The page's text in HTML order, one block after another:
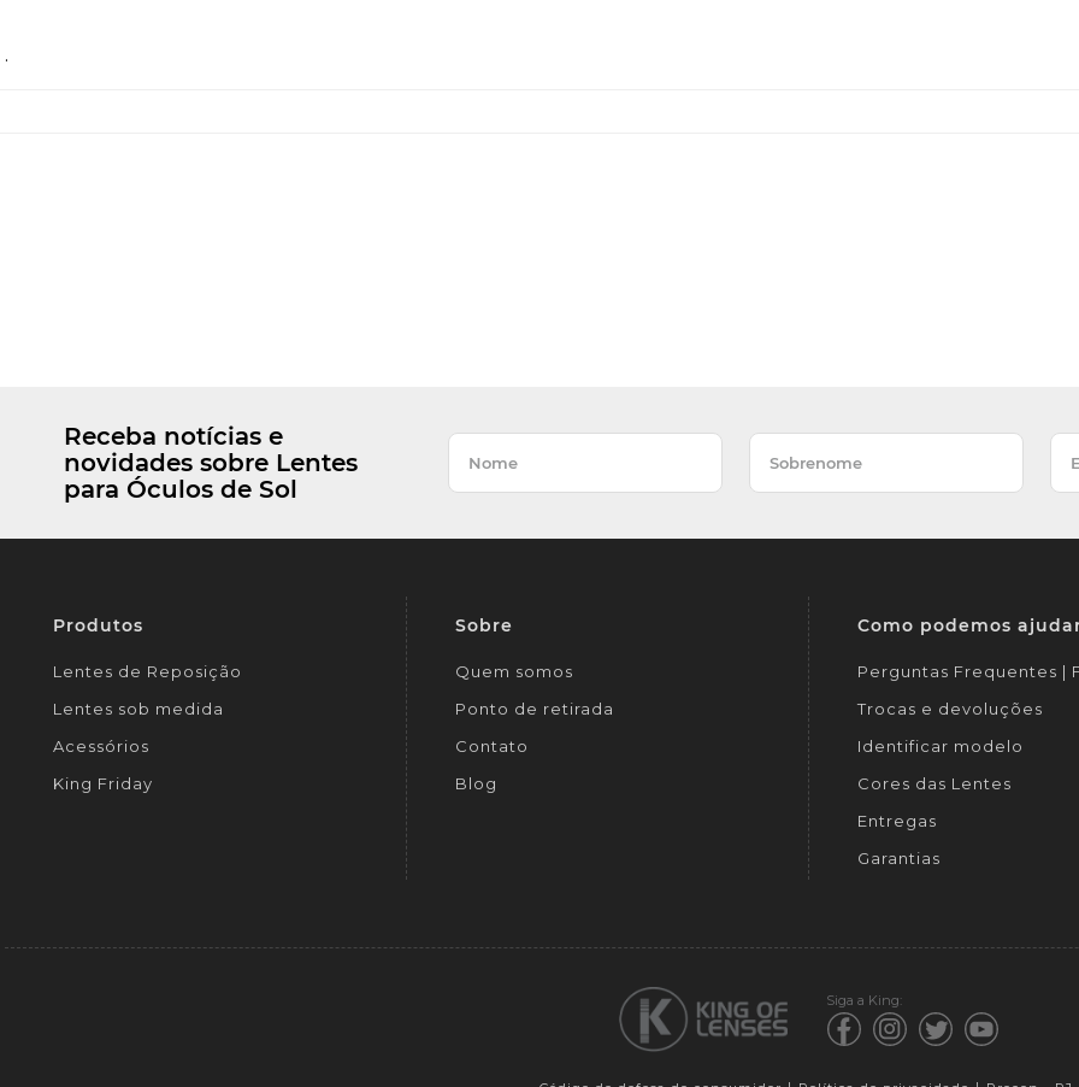
.
Receba notícias e
novidades sobre Lentes
para Óculos de Sol
Produtos
Lentes de Reposição
Lentes sob medida
Acessórios
King Friday
Sobre
Quem somos
Ponto de retirada
Contato
Blog
Como podemos
Perguntas Frequentes |
Trocas e devoluções
Identificar modelo
Cores das Lentes
Entregas
Garantias
Siga a King: